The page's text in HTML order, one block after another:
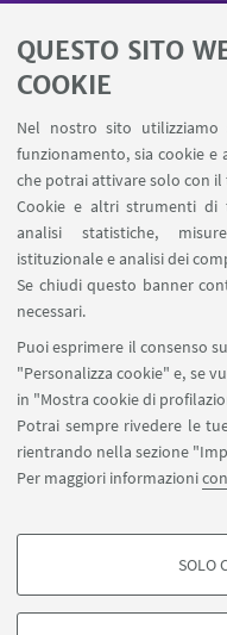
QUESTO SITO
COOKIE
Nel nostro sito utilizziamo
funzionamento, sia cookie
che potrai attivare solo con il
Cookie e altri strumenti di
analisi statistiche,
istituzionale e analisi dei
Se chiudi questo banner
necessari.
Puoi esprimere il consenso
"Personalizza cookie" e, se
in "Mostra cookie di
Potrai sempre rivedere le
rientrando nella sezione
Per maggiori informazioni
COOKIE DI
SOLO
Prenotazione
SEGUI IL
©Copyright 2026 -